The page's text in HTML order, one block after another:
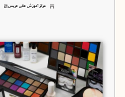
مرکز آموزش عالی عریس